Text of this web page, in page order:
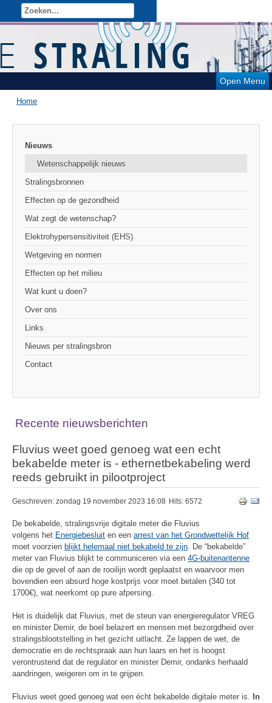
Open Menu
Home
Nieuws
Wetenschappelijk nieuws
Stralingsbronnen
Effecten op de gezondheid
Wat zegt de wetenschap?
Elektrohypersensitiviteit (EHS)
Wetgeving en normen
Effecten op het milieu
Wat kunt u doen?
Over ons
Links
Nieuws per stralingsbron
Contact
Recente nieuwsberichten
Fluvius weet goed genoeg wat een echt
bekabelde meter is - ethernetbekabeling werd
reeds gebruikt in pilootproject
Geschreven: zondag 19 november 2023 16:08 Hits: 6572
De bekabelde, stralingsvrije digitale meter die Fluvius
volgens het Energiebesluit en een arrest van het Grondwettelijk Hof
moet voorzien blijkt helemaal niet bekabeld te zijn. De “bekabelde”
meter van Fluvius blijkt te communiceren via een 4G-buitenantenne
die op de gevel of aan de rooilijn wordt geplaatst en waarvoor men
bovendien een absurd hoge kostprijs voor moet betalen (340 tot
1700€), wat neerkomt op pure afpersing.
Het is duidelijk dat Fluvius, met de steun van energieregulator VREG
en minister Demir, de boel belazert en mensen met bezorgdheid over
stralingsblootstelling in het gezicht uitlacht. Ze lappen de wet, de
democratie en de rechtspraak aan hun laars en het is hoogst
verontrustend dat de regulator en minister Demir, ondanks herhaald
aandringen, weigeren om in te grijpen.
Fluvius weet goed genoeg wat een écht bekabelde digitale meter is.
In